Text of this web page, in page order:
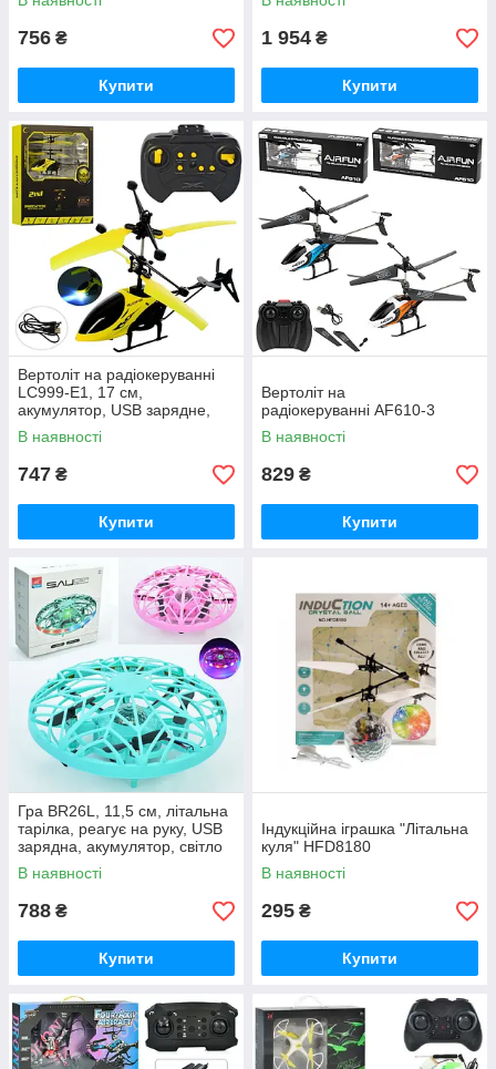
756 ₴
Купити
1 954 ₴
Купити
Вертоліт на радіокеруванні
LC999-E1, 17 см,
акумулятор, USB зарядне,
світло
В наявності
747 ₴
Купити
Вертоліт на
радіокеруванні AF610-3
В наявності
829 ₴
Купити
Гра BR26L, 11,5 см, літальна
тарілка, реагує на руку, USB
зарядна, акумулятор, світло
В наявності
788 ₴
Купити
Індукційна іграшка "Літальна
куля" HFD8180
В наявності
295 ₴
Купити